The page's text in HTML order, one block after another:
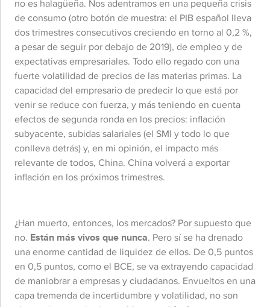
no es halagüeña. Nos adentramos en una pequeña crisis
de consumo (otro botón de muestra: el PIB español lleva
dos trimestres consecutivos creciendo en torno al 0,2 %,
a pesar de seguir por debajo de 2019), de empleo y de
expectativas empresariales. Todo ello regado con una
fuerte volatilidad de precios de las materias primas. La
capacidad del empresario de predecir lo que está por
venir se reduce con fuerza, y más teniendo en cuenta
efectos de segunda ronda en los precios: inflación
subyacente, subidas salariales (el SMI y todo lo que
conlleva detrás) y, en mi opinión, el impacto más
relevante de todos, China. China volverá a exportar
inflación en los próximos trimestres.
¿Han muerto, entonces, los mercados? Por supuesto que
no. Están más vivos que nunca. Pero sí se ha drenado
una enorme cantidad de liquidez de ellos. De 0,5 puntos
en 0,5 puntos, como el BCE, se va extrayendo capacidad
de maniobrar a empresas y ciudadanos. Envueltos en una
capa tremenda de incertidumbre y volatilidad, no son